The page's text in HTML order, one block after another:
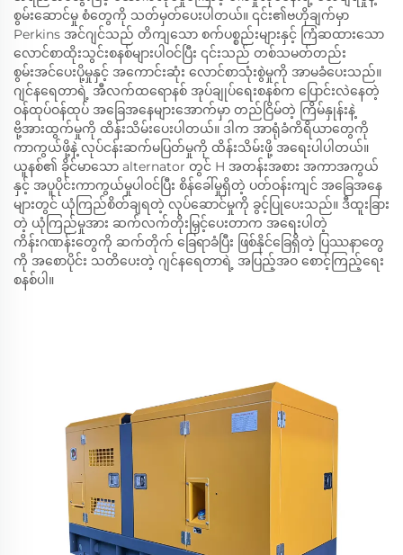
စွမ်းဆောင်မှု စံတွေကို သတ်မှတ်ပေးပါတယ်။ ၎င်း၏ဗဟိုချက်မှာ
Perkins အင်ဂျင်သည် တိကျသော စက်ပစ္စည်းများနှင့် ကြံဆထားသော
လောင်စာထိုးသွင်းစနစ်များပါဝင်ပြီး ၎င်းသည် တစ်သမတ်တည်း
စွမ်းအင်ပေးပို့မှုနှင့် အကောင်းဆုံး လောင်စာသုံးစွဲမှုကို အာမခံပေးသည်။
ဂျင်နရေတာရဲ့ အီလက်ထရောနစ် အုပ်ချုပ်ရေးစနစ်က ပြောင်းလဲနေတဲ့
ဝန်ထုပ်ဝန်ထုပ် အခြေအနေများအောက်မှာ တည်ငြိမ်တဲ့ ကြိမ်နှုန်းနဲ့
ဗို့အားထွက်မှုကို ထိန်းသိမ်းပေးပါတယ်။ ဒါက အာရုံခံကိရိယာတွေကို
ကာကွယ်ဖို့နဲ့ လုပ်ငန်းဆက်မပြတ်မှုကို ထိန်းသိမ်းဖို့ အရေးပါပါတယ်။
ယူနစ်၏ ခိုင်မာသော alternator တွင် H အတန်းအစား အကာအကွယ်
နှင့် အပူပိုင်းကာကွယ်မှုပါဝင်ပြီး စိန်ခေါ်မှုရှိတဲ့ ပတ်ဝန်းကျင် အခြေအနေ
များတွင် ယုံကြည်စိတ်ချရတဲ့ လုပ်ဆောင်မှုကို ခွင့်ပြုပေးသည်။ ဒီထူးခြား
တဲ့ ယုံကြည်မှုအား ဆက်လက်တိုးမြှင့်ပေးတာက အရေးပါတဲ့
ကိန်းဂဏန်းတွေကို ဆက်တိုက် ခြေရာခံပြီး ဖြစ်နိုင်ခြေရှိတဲ့ ပြဿနာတွေ
ကို အစောပိုင်း သတိပေးတဲ့ ဂျင်နရေတာရဲ့ အပြည့်အဝ စောင့်ကြည့်ရေး
စနစ်ပါ။